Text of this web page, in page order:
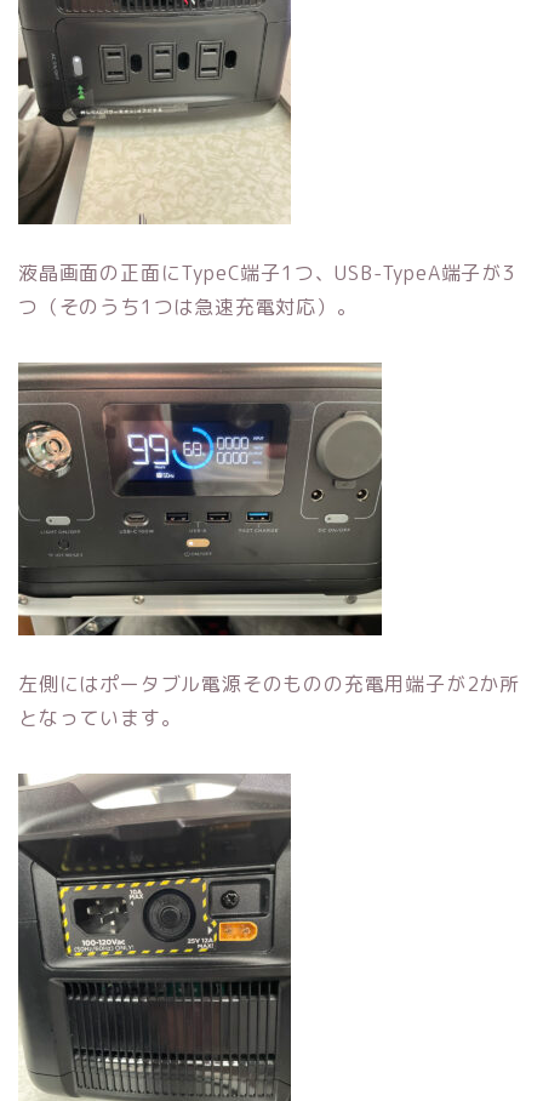
液晶画面の正面にTypeC端子1つ、USB-TypeA端子が3
つ（そのうち1つは急速充電対応）。
左側にはポータブル電源そのものの充電用端子が2か所
となっています。